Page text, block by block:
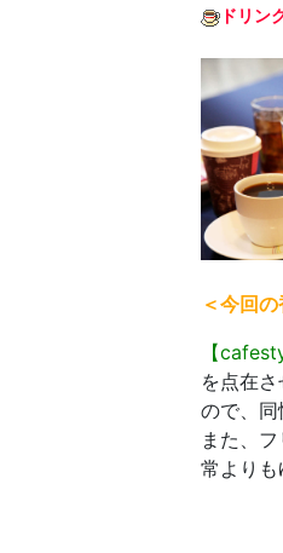
ドリン
＜今回
【
を点在
ので、
また、
常より